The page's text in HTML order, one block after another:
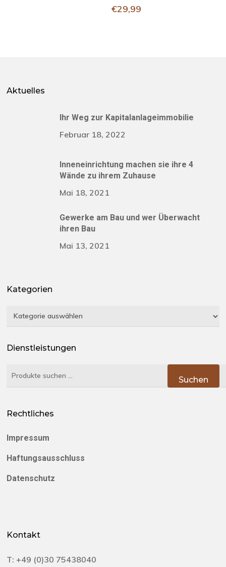
€29,99
Aktuelles
Ihr Weg zur Kapitalanlageimmobilie
Februar 18, 2022
Inneneinrichtung machen sie ihre 4
Wände zu ihrem Zuhause
Mai 18, 2021
Gewerke am Bau und wer Überwacht
ihren Bau
Mai 13, 2021
Kategorien
Kategorien
Dienstleistungen
Suchen
Suchen
Rechtliches
Impressum
Haftungsausschluss
Datenschutz
Kontakt
T:+49 (0)30 75438040‬